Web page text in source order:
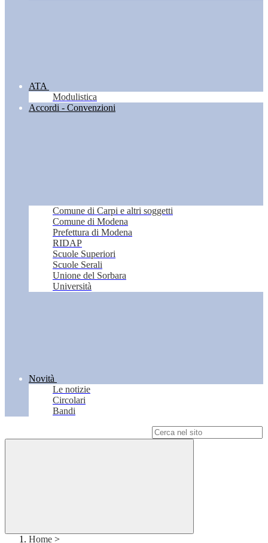
ATA
Modulistica
Accordi - Convenzioni
Comune di Carpi e altri soggetti
Comune di Modena
Prefettura di Modena
RIDAP
Scuole Superiori
Scuole Serali
Unione del Sorbara
Università
Novità
Le notizie
Circolari
Bandi
Home >